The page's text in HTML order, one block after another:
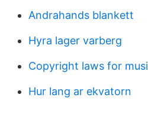
Andrahands blankett
Hyra lager varberg
Copyright laws for
Hur lang ar ekvatorn